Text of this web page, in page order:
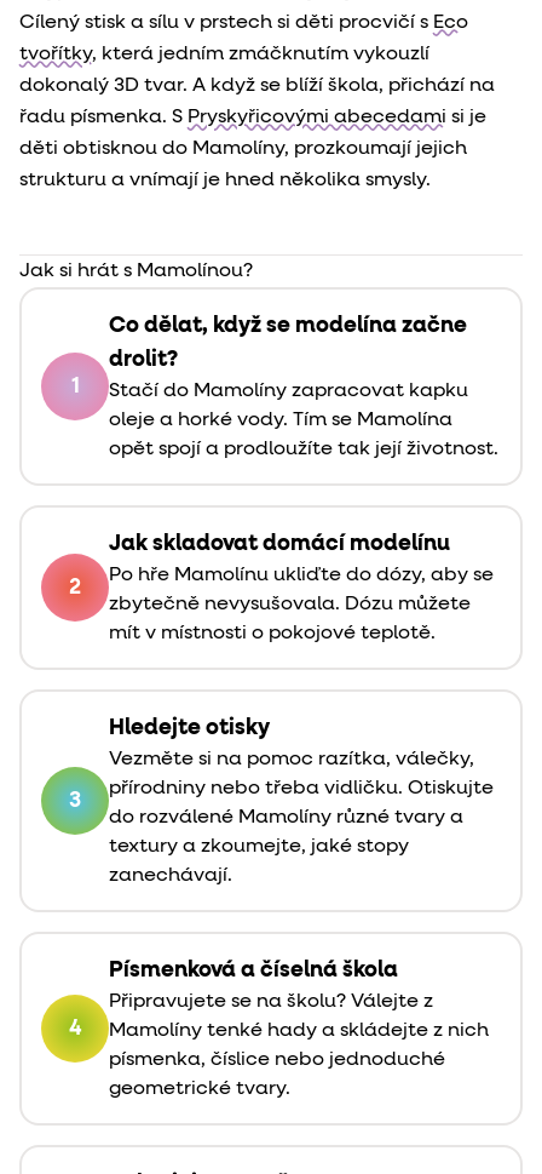
Cílený stisk a sílu v prstech si děti procvičí s Eco
tvořítky, která jedním zmáčknutím vykouzlí
dokonalý 3D tvar. A když se blíží škola, přichází na
řadu písmenka. S Pryskyřicovými abecedami si je
děti obtisknou do Mamolíny, prozkoumají jejich
strukturu a vnímají je hned několika smysly.
Jak si hrát s Mamolínou?
1
Co dělat, když se modelína začne
drolit?
Stačí do Mamolíny zapracovat kapku
oleje a horké vody. Tím se Mamolína
opět spojí a prodloužíte tak její životnost.
2
Jak skladovat domácí modelínu
Po hře Mamolínu ukliďte do dózy, aby se
zbytečně nevysušovala. Dózu můžete
mít v místnosti o pokojové teplotě.
3
Hledejte otisky
Vezměte si na pomoc razítka, válečky,
přírodniny nebo třeba vidličku. Otiskujte
do rozválené Mamolíny různé tvary a
textury a zkoumejte, jaké stopy
zanechávají.
4
Písmenková a číselná škola
Připravujete se na školu? Válejte z
Mamolíny tenké hady a skládejte z nich
písmenka, číslice nebo jednoduché
geometrické tvary.